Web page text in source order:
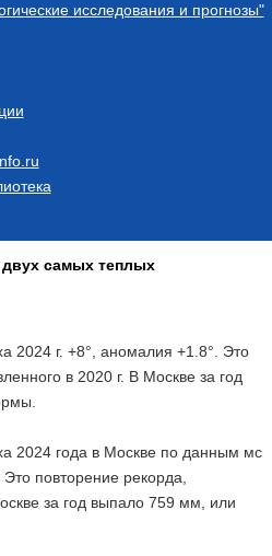
исследования и прогнозы"
самых теплых
2024 г. +8°, аномалия +1.8°. Это
в 2020 г. В Москве за год
2024 года в Москве по данным мс
повторение рекорда,
за год выпало 759 мм, или